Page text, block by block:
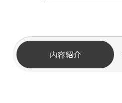
内容紹介